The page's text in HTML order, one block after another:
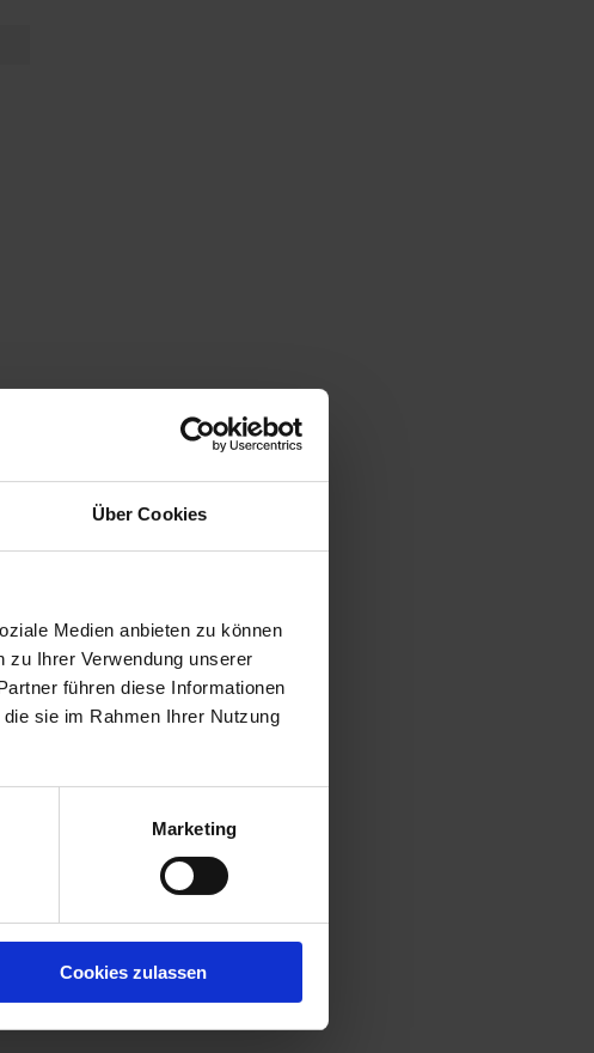
Über Cookies
Medien anbieten zu können
zu Ihrer Verwendung unserer
führen diese Informationen
sie im Rahmen Ihrer Nutzung
Marketing
Cookies zulassen